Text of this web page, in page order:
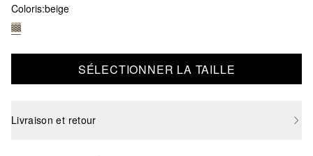
Coloris:beige
SÉLECTIONNER LA TAILLE
Livraison et retour